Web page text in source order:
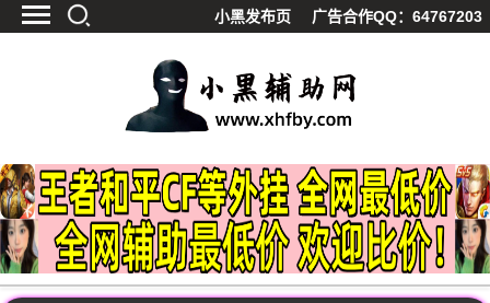
小黑发布页 广告合作QQ：64767203
精品软件
源码分享
资源宝库